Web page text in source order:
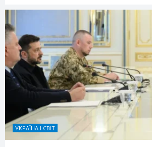
УКРАЇНА І СВІТ